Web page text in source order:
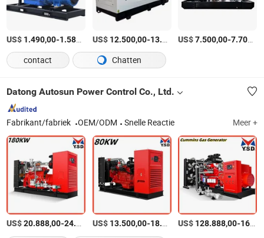
US$ 1.490,00-1.580,00 /Set
US$ 12.500,00-13.100,00 /Set
US$7.500,00-7.700,00
contact
Chatten
Datong Autosun Power Control Co., Ltd.
Fabrikant/fabriek OEM/ODM Snelle Reactie Meer +
US$20.888,00-24.888,00 /Set
US$ 13.500,00-18.500,00 /Set
US$ 128.888,00-168.888,00